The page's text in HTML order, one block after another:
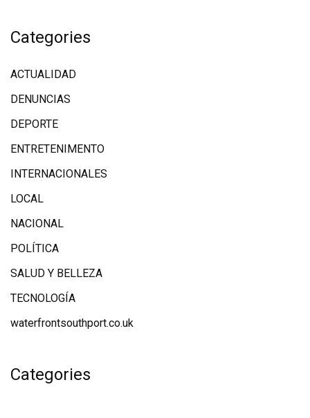
Categories
ACTUALIDAD
DENUNCIAS
DEPORTE
ENTRETENIMENTO
INTERNACIONALES
LOCAL
NACIONAL
POLÍTICA
SALUD Y BELLEZA
TECNOLOGÍA
waterfrontsouthport.co.uk
Categories